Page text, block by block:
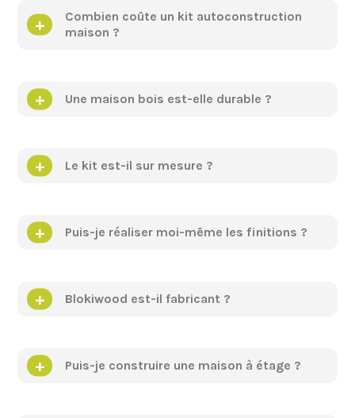
Combien coûte un kit autoconstruction
maison ?
Une maison bois est-elle durable ?
Le kit est-il sur mesure ?
Puis-je réaliser moi-même les finitions ?
Blokiwood est-il fabricant ?
Puis-je construire une maison à étage ?